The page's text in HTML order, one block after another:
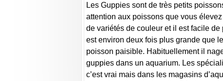
Les Guppies sont de très petits
attention aux poissons que vous
de variétés de couleur et il est facile
est environ deux fois plus grande que
poisson paisible. Habituellement il
guppies dans un aquarium. Les
c’est vrai mais dans les magasins